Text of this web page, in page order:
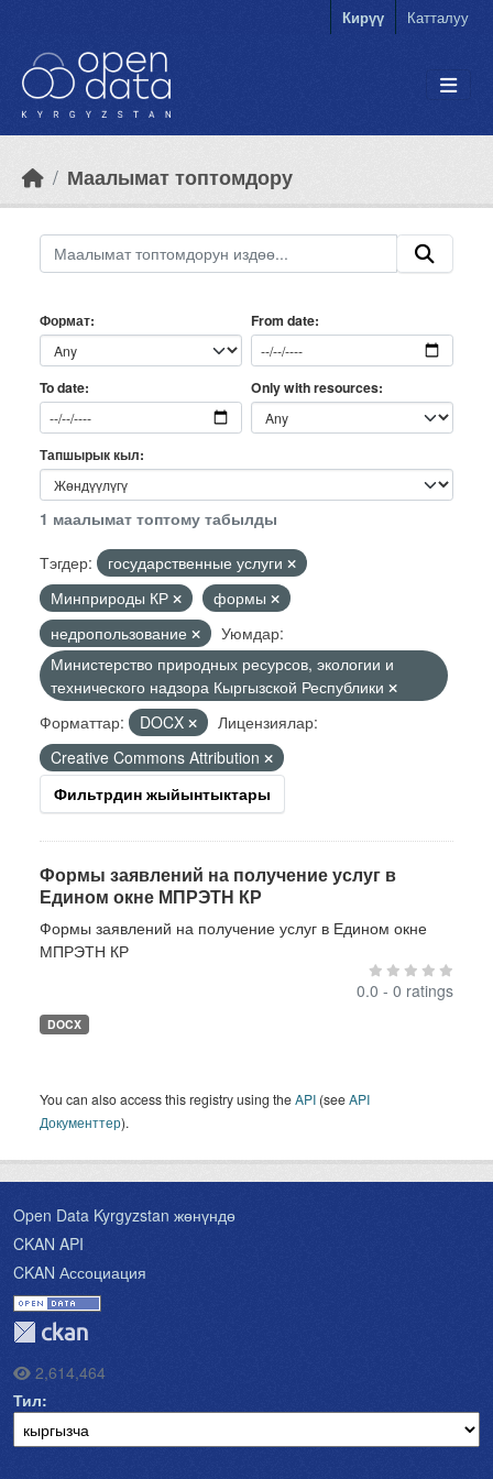
Кирүү Катталуу
Маалымат топтомдору
Формат From date
To date Only with resources
Тапшырык кыл
1 маалымат топтому табылды
Тэгдер:
государственные услуги
Минприроды КР
формы
недропользование
Уюмдар:
Министерство природных ресурсов, экологии и
технического надзора Кыргызской Республики
Форматтар:
DOCX
Лицензиялар:
Creative Commons Attribution
Фильтрдин жыйынтыктары
Формы заявлений на получение услуг в
Едином окне МПРЭТН КР
Формы заявлений на получение услуг в Едином окне
МПРЭТН КР
0.0 - 0 ratings
DOCX
You can also access this registry using theAPI (seeAPI
Документтер).
Open Data Kyrgyzstan жөнүндө
CKAN API
CKAN Ассоциация
2,614,464
Тил